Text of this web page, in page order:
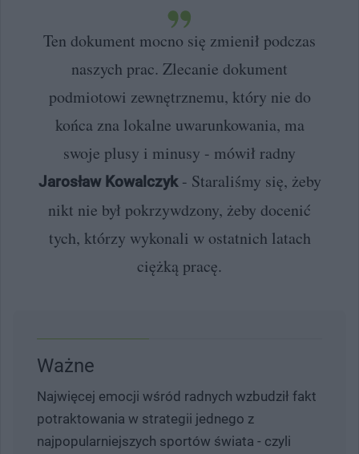
Ten dokument mocno się zmienił podczas
naszych prac. Zlecanie dokument
podmiotowi zewnętrznemu, który nie do
końca zna lokalne uwarunkowania, ma
swoje plusy i minusy - mówił radny
Jarosław Kowalczyk - Staraliśmy się, żeby
nikt nie był pokrzywdzony, żeby docenić
tych, którzy wykonali w ostatnich latach
ciężką pracę.
Ważne
Najwięcej emocji wśród radnych wzbudził fakt
potraktowania w strategii jednego z
najpopularniejszych sportów świata - czyli